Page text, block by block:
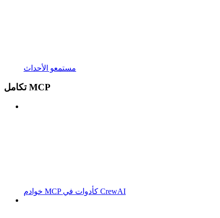
مستمعو الأحداث
تكامل MCP
خوادم MCP كأدوات في CrewAI